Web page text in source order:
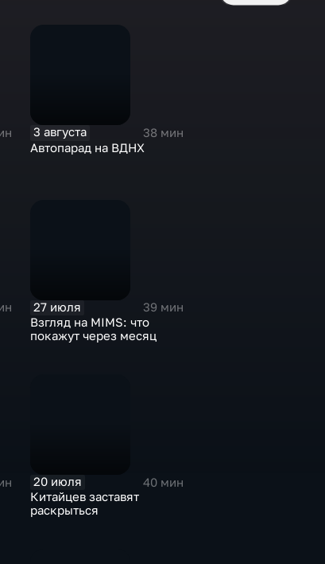
3 августа
38 мин
Автопарад на ВДНХ
27 июля
39 мин
Взгляд на MIMS: что
покажут через месяц
20 июля
40 мин
Китайцев заставят
раскрыться